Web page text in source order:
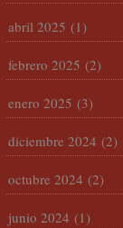
abril 2025 (1)
febrero 2025 (2)
enero 2025 (3)
diciembre 2024 (2)
octubre 2024 (2)
junio 2024 (1)